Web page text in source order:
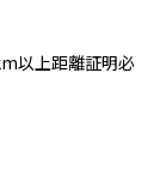
以上距離証明必